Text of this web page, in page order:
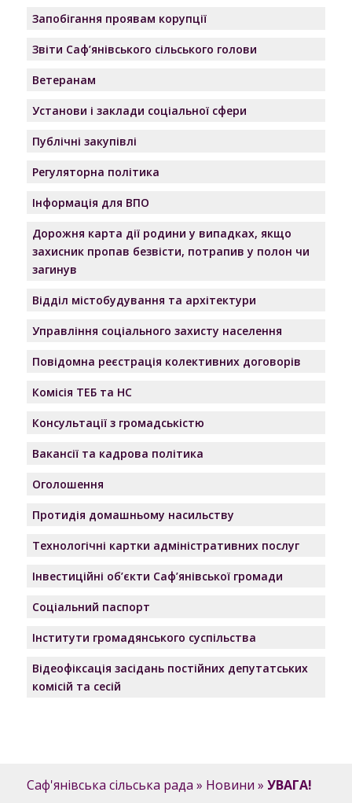
Запобігання проявам корупції
Звіти Саф’янівського сільського голови
Ветеранам
Установи і заклади соціальної сфери
Публічні закупівлі
Регуляторна політика
Інформація для ВПО
Дорожня карта дії родини у випадках, якщо
захисник пропав безвісти, потрапив у полон чи
загинув
Відділ містобудування та архітектури
Управління соціального захисту населення
Повідомна реєстрація колективних договорів
Комісія ТЕБ та НС
Консультації з громадськістю
Вакансії та кадрова політика
Оголошення
Протидія домашньому насильству
Технологічні картки адміністративних послуг
Інвестиційні об’єкти Саф’янівської громади
Соціальний паспорт
Інститути громадянського суспільства
Відеофіксація засідань постійних депутатських
комісій та сесій
Саф'янівська сільська рада » Новини » УВАГА!